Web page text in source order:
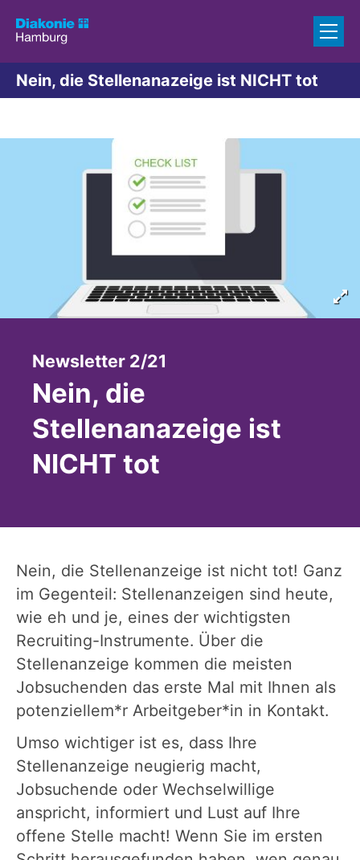
Nein, die Stellenanazeige ist NICHT tot
Newsletter 2/21
Nein, die
Stellenanazeige ist
NICHT tot
Nein, die Stellenanzeige ist nicht tot! Ganz
im Gegenteil: Stellenanzeigen sind heute,
wie eh und je, eines der wichtigsten
Recruiting-Instrumente. Über die
Stellenanzeige kommen die meisten
Jobsuchenden das erste Mal mit Ihnen als
potenziellem*r Arbeitgeber*in in Kontakt.
Umso wichtiger ist es, dass Ihre
Stellenanzeige neugierig macht,
Jobsuchende oder Wechselwillige
anspricht, informiert und Lust auf Ihre
offene Stelle macht! Wenn Sie im ersten